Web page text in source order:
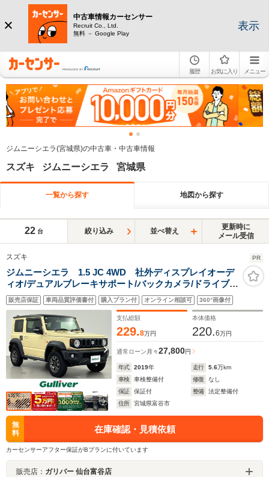
中古車情報カーセンサー
Recruit Co., Ltd.
無料 － Google Play
表示
履歴 お気に入り メニュー
ジムニーシエラ(宮城県)の中古車・中古車情報
スズキ ジムニーシエラ 宮城県
一覧から探す 地図から探す
22 台 絞り込み 並べ替え
更新時に
メール受信
スズキ PR
ジムニーシエラ 1.5 JC 4WD 社外ディスプレイオーデ
ィオ/デュアルブレーキサポート/バックカメラ/ドライブレ
コーダー/シートヒーター/クルーズコントロール/ステアリ
ングスイッチ/衝突軽減ブレーキ/レーンキープアシススト/
禁煙車
販売店保証 車両品質評価書付 購入プラン付 オンライン相談可 360°画像付
支払総額
229.8万円
本体価格
220.6万円
通常ローン 月々27,800円
年式 2019年 走行 5.6万km
車検
車検整備付 修復
なし
保証
保証付 整備
法定整備付
住所
宮城県富谷市
無
料
在庫確認・見積依頼
カーセンサーアフター保証がBプランに付いています
販売店： ガリバー 仙台富谷店